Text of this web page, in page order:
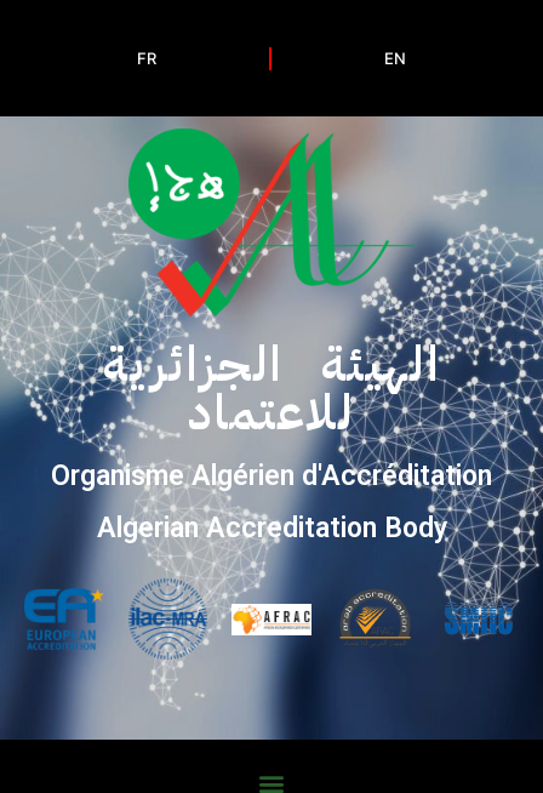
FR EN
الهيئة الجزائرية
للاعتماد
Organisme Algérien d'Accréditation
Algerian Accreditation Body